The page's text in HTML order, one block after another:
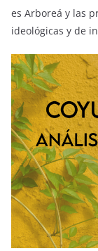
es Arboreá y las
ideológicas y de